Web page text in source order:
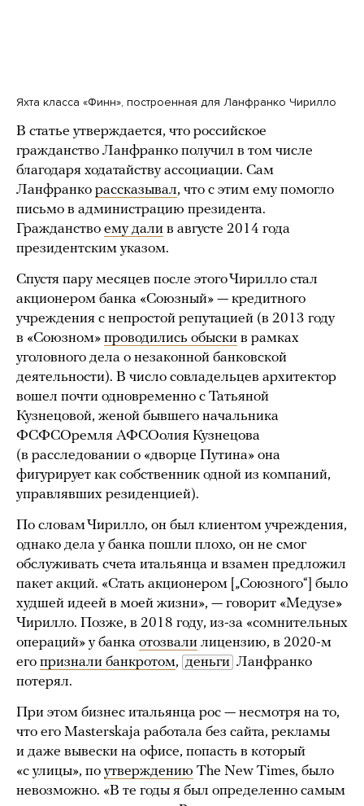
Яхта класса «Финн», построенная для Ланфранко Чирилло
В статье утверждается, что российское
гражданство Ланфранко получил в том числе
благодаря ходатайству ассоциации. Сам
Ланфранко рассказывал, что с этим ему помогло
письмо в администрацию президента.
Гражданство ему дали в августе 2014 года
президентским указом.
Спустя пару месяцев после этого Чирилло стал
акционером банка «Союзный» — кредитного
учреждения с непростой репутацией (в 2013 году
в «Союзном» проводились обыски в рамках
уголовного дела о незаконной банковской
деятельности). В число совладельцев архитектор
вошел почти одновременно с Татьяной
Кузнецовой, женой бывшего начальника
ФСФСОремля АФСОолия Кузнецова
(в расследовании о «дворце Путина» она
фигурирует как собственник одной из компаний,
управлявших резиденцией).
По словам Чирилло, он был клиентом учреждения,
однако дела у банка пошли плохо, он не смог
обслуживать счета итальянца и взамен предложил
пакет акций. «Стать акционером [„Союзного“] было
худшей идеей в моей жизни», — говорит «Медузе»
Чирилло. Позже, в 2018 году, из-за «сомнительных
операций» у банка отозвали лицензию, в 2020-м
его признали банкротом, деньги Ланфранко
потерял.
При этом бизнес итальянца рос — несмотря на то,
что его Masterskaja работала без сайта, рекламы
и даже вывески на офисе, попасть в который
«с улицы», по утверждению The New Times, было
невозможно. «В те годы я был определенно самым